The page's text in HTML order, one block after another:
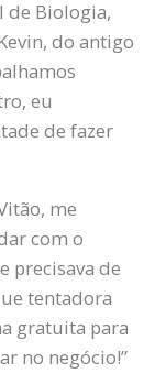
de Biologia,
do antigo
eu
de fazer
me
com o
precisava de
tentadora
gratuita para
no negócio!”